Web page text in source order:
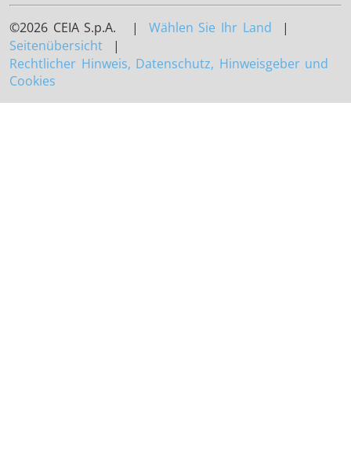
©2026 CEIA S.p.A. | Wählen Sie Ihr Land |
Seitenübersicht |
Rechtlicher Hinweis, Datenschutz, Hinweisgeber und
Cookies